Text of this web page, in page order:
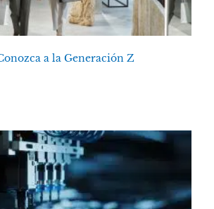
a la Generación Z